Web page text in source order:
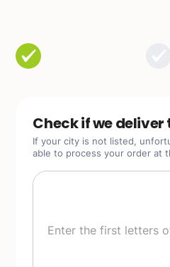
Check if we
If your city is not listed,
able to process your order at